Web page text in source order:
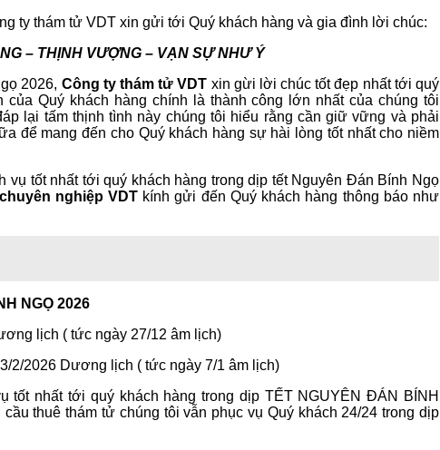
ty thám tử VDT xin gửi tới Quý khách hàng và gia đình lời chúc:
– THỊNH VƯỢNG – VẠN SỰ NHƯ Ý
2026, Công ty thám tử VDT xin gừi lời chúc tốt đẹp nhất tới quý
của Quý khách hàng chính là thành công lớn nhất của chúng tôi
lại tấm thịnh tình này chúng tôi hiểu rằng cần giữ vững và phải
để mang đến cho Quý khách hàng sự hài lòng tốt nhất cho niềm
tốt nhất tới quý khách hàng trong dịp tết Nguyên Đán Bính Ngọ
nghiệp VDT kính gửi đến Quý khách hàng thông báo như
NGỌ 2026
lịch ( tức ngày 27/12 âm lịch)
2/2026 Dương lịch ( tức ngày 7/1 âm lịch)
tốt nhất tới quý khách hàng trong dịp TẾT NGUYÊN ĐÁN BÍNH
thuê thám tử chúng tôi vẫn phục vụ Quý khách 24/24 trong dịp